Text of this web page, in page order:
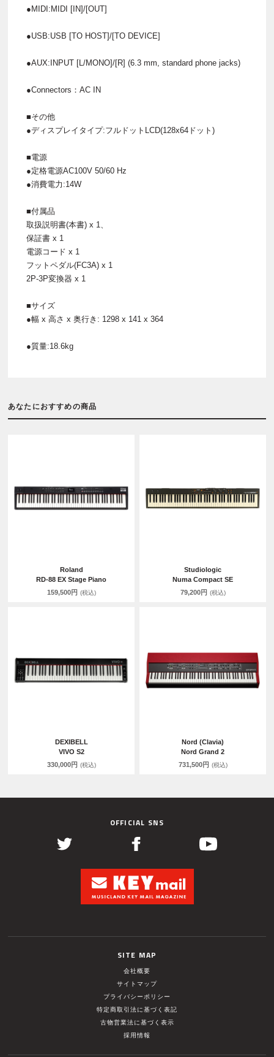
●MIDI:MIDI [IN]/[OUT]
●USB:USB [TO HOST]/[TO DEVICE]
●AUX:INPUT [L/MONO]/[R] (6.3 mm, standard phone jacks)
●Connectors：AC IN
■その他
●ディスプレイタイプ:フルドットLCD(128x64ドット)
■電源
●定格電源AC100V 50/60 Hz
●消費電力:14W
■付属品
取扱説明書(本書) x 1、
保証書 x 1
電源コード x 1
フットペダル(FC3A) x 1
2P-3P変換器 x 1
■サイズ
●幅 x 高さ x 奥行き: 1298 x 141 x 364
●質量:18.6kg
あなたにおすすめの商品
Roland
RD-88 EX Stage Piano
159,500円 (税込)
Studiologic
Numa Compact SE
79,200円 (税込)
DEXIBELL
VIVO S2
330,000円 (税込)
Nord (Clavia)
Nord Grand 2
731,500円 (税込)
OFFICIAL SNS
SITE MAP
会社概要
サイトマップ
プライバシーポリシー
特定商取引法に基づく表記
古物営業法に基づく表示
採用情報